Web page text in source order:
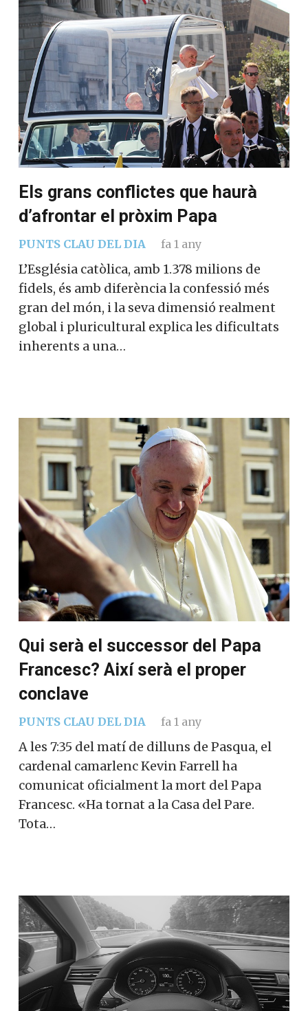
Els grans conflictes que haurà
d’afrontar el pròxim Papa
PUNTS CLAU DEL DIA fa 1 any
L’Església catòlica, amb 1.378 milions de
fidels, és amb diferència la confessió més
gran del món, i la seva dimensió realment
global i pluricultural explica les dificultats
inherents a una…
Qui serà el successor del Papa
Francesc? Així serà el proper
conclave
PUNTS CLAU DEL DIA fa 1 any
A les 7:35 del matí de dilluns de Pasqua, el
cardenal camarlenc Kevin Farrell ha
comunicat oficialment la mort del Papa
Francesc. «Ha tornat a la Casa del Pare.
Tota…